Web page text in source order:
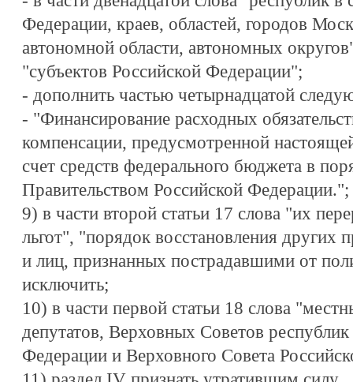
Федерации, краев, областей, городов
автономной области, автономных
"субъектов Российской Федерации";
- дополнить частью четырнадцатой
- "Финансирование расходных
компенсации, предусмотренной
счет средств федерального бюджета в
Правительством Российской Федерации.";
9) в части второй статьи 17 слова "их
льгот", "порядок восстановления других
и лиц, признанных пострадавшими от
исключить;
10) в части первой статьи 18 слова
депутатов, Верховных Советов республик
Федерации и Верховного Совета